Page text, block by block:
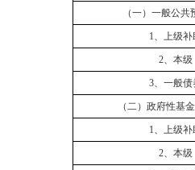
（一）一般公共
1、上级补
2、本级
3、一般债
（二）政府性基
1、上级补
2、本级